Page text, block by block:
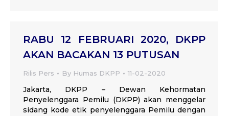
RABU 12 FEBRUARI 2020, DKPP
AKAN BACAKAN 13 PUTUSAN
Rilis Pers By Humas DKPP 11-02-2020
Jakarta, DKPP – Dewan Kehormatan
Penyelenggara Pemilu (DKPP) akan menggelar
sidang kode etik penyelenggara Pemilu dengan